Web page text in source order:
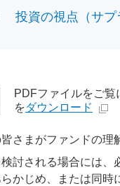
投資の視点（サ
PDFファイルをご
をダウンロード
さまがファンドの理
討される場合には
らかじめ、または同